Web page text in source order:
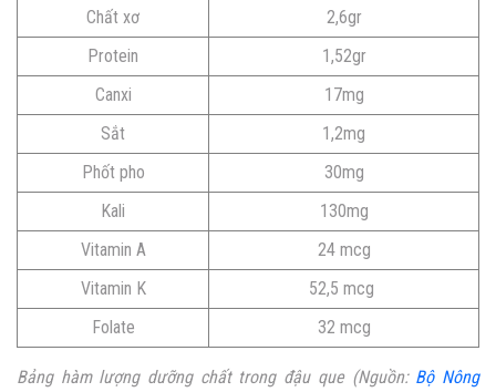
Chất xơ
2,6gr
Protein
1,52gr
Canxi
17mg
Sắt
1,2mg
Phốt pho
30mg
Kali
130mg
Vitamin A
24 mcg
Vitamin K
52,5 mcg
Folate
32 mcg
Bảng hàm lượng dưỡng chất trong đậu que (Nguồn: Bộ Nông